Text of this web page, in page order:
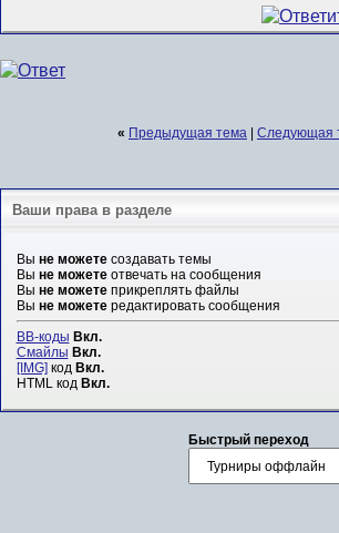
« Предыдущая тема Следующая
Ваши права в разделе
Вы не можетесоздавать темы
Вы не можетеотвечать на сообщения
Вы не можетеприкреплять файлы
Вы не можетередактировать сообщения
BB-коды Вкл.
Смайлы Вкл.
[IMG]код Вкл.
HTML код Вкл.
Быстрый переход